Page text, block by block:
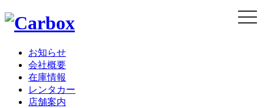
お知らせ
会社概要
在庫情報
レンタカー
店舗案内